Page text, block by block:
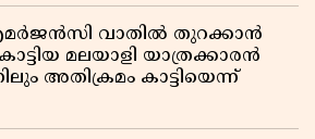
എമർജൻസി വാതിൽ തുറക്കാൻ
മലയാളി യാത്രക്കാരൻ
അതിക്രമം കാട്ടിയെന്ന്